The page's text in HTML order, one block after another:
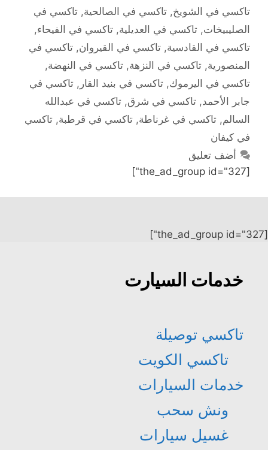
تاكسي في الشويخ, تاكسي في الصالحية, تاكسي في
الصليبيخات, تاكسي في العديلية, تاكسي في الفيحاء,
تاكسي في القادسية, تاكسي في القيروان, تاكسي في
المنصورية, تاكسي في النزهة, تاكسي في النهضة,
تاكسي في اليرموك, تاكسي في بنيد القار , تاكسي في
جابر الأحمد, تاكسي في شرق, تاكسي في عبدالله
السالم, تاكسي في غرناطة, تاكسي في قرطبة, تاكسي
في كيفان
أضف تعليق
[the_ad_group id="327"]
[the_ad_group id="327"]
خدمات السيارت
تاكسي توصيلة
تاكسي الكويت
خدمات السيارات
ونش سحب
غسيل سيارات